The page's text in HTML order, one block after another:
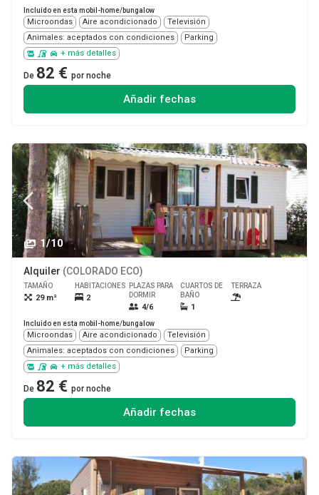
Incluido en esta mobil-home/bungalow
Microondas Aire acondicionado
Televisión
Animales: aceptados con condiciones
Parking
+ más detalles
De 82 € por noche
Añadir fechas
1/10
Alquiler (COLORADO ECO)
TAMAÑO
29 m²
HABITACIONES
2
PLAZAS PARA
DORMIR
4/6
CUARTOS DE
BAÑO
1
TERRAZA
Incluido en esta mobil-home/bungalow
Microondas Aire acondicionado
Televisión
Animales: aceptados con condiciones
Parking
+ más detalles
De 82 € por noche
Añadir fechas